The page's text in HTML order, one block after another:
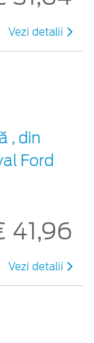
Vezi detalii
, din
Ford
41,96
Vezi detalii